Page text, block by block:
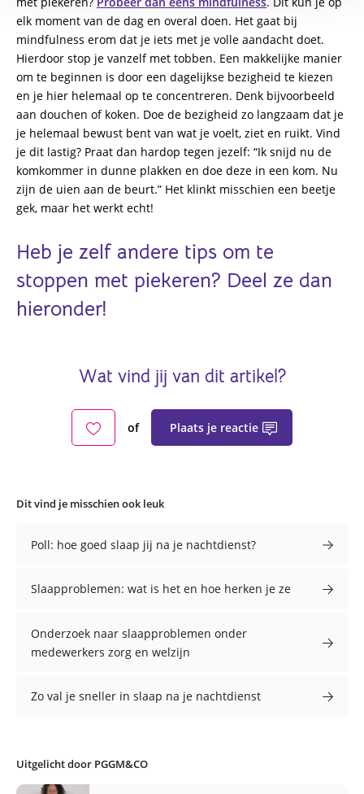
elk moment van de dag en overal doen. Het gaat bij
mindfulness erom dat je iets met je volle aandacht doet.
Hierdoor stop je vanzelf met tobben. Een makkelijke manier
om te beginnen is door een dagelijkse bezigheid te kiezen
en je hier helemaal op te concentreren. Denk bijvoorbeeld
aan douchen of koken. Doe de bezigheid zo langzaam dat je
je helemaal bewust bent van wat je voelt, ziet en ruikt. Vind
je dit lastig? Praat dan hardop tegen jezelf: “Ik snijd nu de
komkommer in dunne plakken en doe deze in een kom. Nu
zijn de uien aan de beurt.” Het klinkt misschien een beetje
gek, maar het werkt echt!
Heb je zelf andere tips om te
stoppen met piekeren? Deel ze dan
hieronder!
Wat vind jij van dit artikel?
of Plaats je reactie
Dit vind je misschien ook leuk
Poll: hoe goed slaap jij na je nachtdienst?
Slaapproblemen: wat is het en hoe herken je ze
Onderzoek naar slaapproblemen onder
medewerkers zorg en welzijn
Zo val je sneller in slaap na je nachtdienst
Uitgelicht door PGGM&CO